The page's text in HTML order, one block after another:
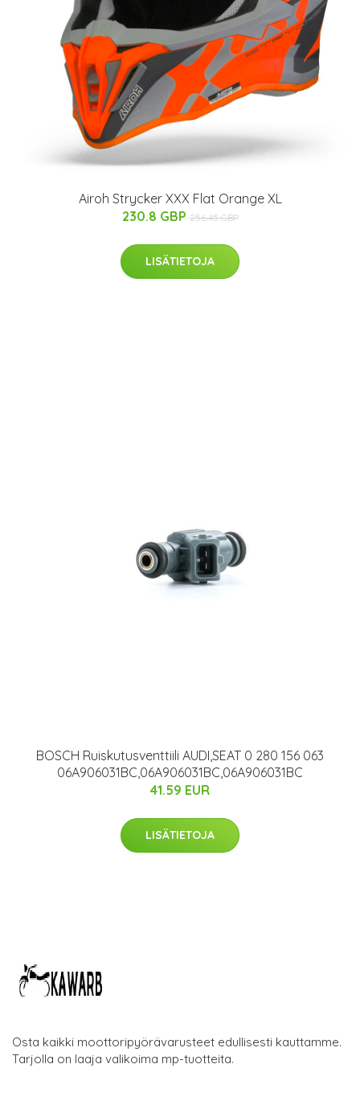
Airoh Strycker XXX Flat Orange XL
230.8 GBP 256.45 GBP
LISÄTIETOJA
BOSCH Ruiskutusventtiili AUDI,SEAT 0 280 156 063
06A906031BC,06A906031BC,06A906031BC
41.59 EUR
LISÄTIETOJA
Osta kaikki moottoripyörävarusteet edullisesti kauttamme.
Tarjolla on laaja valikoima mp-tuotteita.